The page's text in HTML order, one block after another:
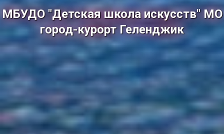
МБУДО "Детская школа искусств" МО
город-курорт Геленджик